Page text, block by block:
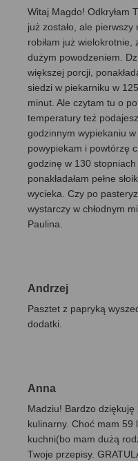
Witaj Magdo! Odkryłam
już zostało, ale
robiłam już wielokrotnie,
dużym powodzeniem.
większej porcji,
siedzi w piekarniku w
minut. Ale czytam tu o
temperatury też
godzinnym wypiekaniu
powypiekam i powtórzę
godzinę w 130
ponakładałam pełne
wycieka. Czy po
wystarczy w chłodnym
Paulina.
Andrzej
Pasztet z papryką
dodatki.
Anna
Madziu! Bardzo dziękuję
kulinarny. Choć mam 59
kuchni(bo mam dużą
Twoje przepisy.